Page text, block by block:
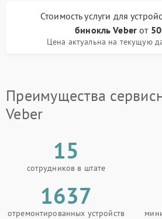
Стоимость услуги для
бинокль Veber от
Цена актуальна на текущую
Преимущества
Veber
15
сотрудников в штате
1637
отремонтированных устройств